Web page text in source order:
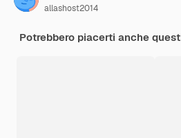
allashost2014
Potrebbero piacerti anche